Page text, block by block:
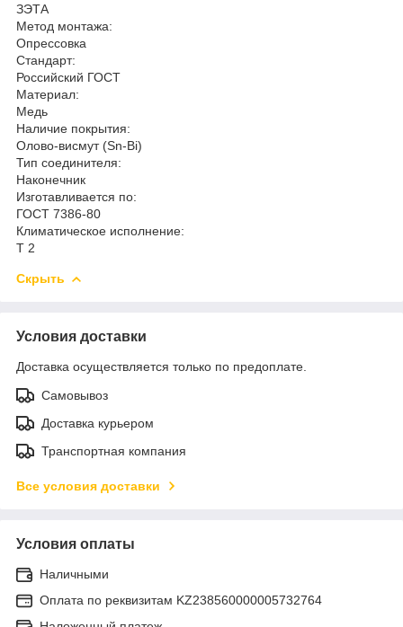
ЗЭТА
Метод монтажа:
Опрессовка
Стандарт:
Российский ГОСТ
Материал:
Медь
Наличие покрытия:
Олово-висмут (Sn-Bi)
Тип соединителя:
Наконечник
Изготавливается по:
ГОСТ 7386-80
Климатическое исполнение:
Т 2
Скрыть
Условия доставки
Доставка осуществляется только по предоплате.
Самовывоз
Доставка курьером
Транспортная компания
Все условия доставки
Условия оплаты
Наличными
Оплата по реквизитам KZ238560000005732764